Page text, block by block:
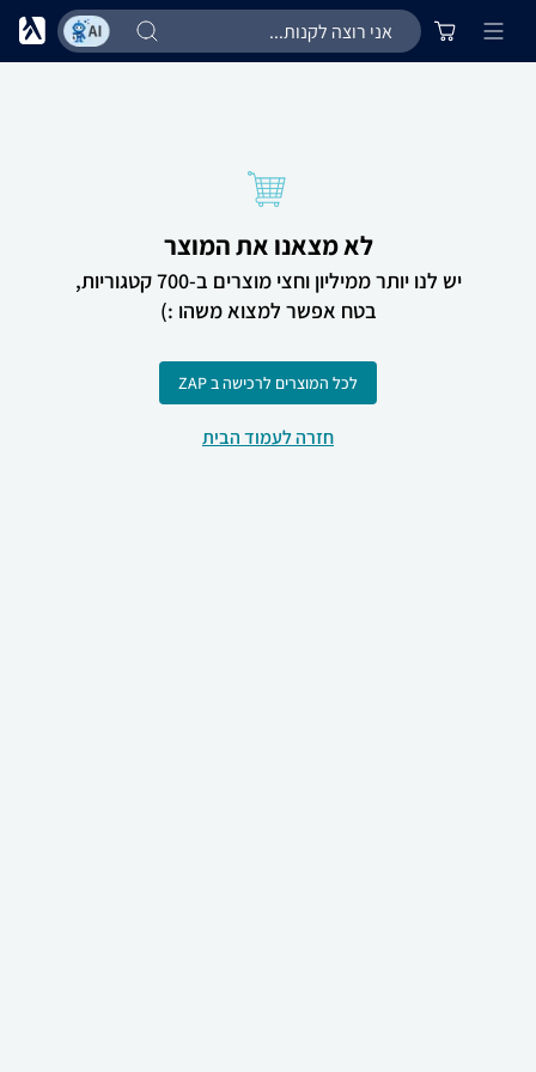
לא מצאנו את המוצר
יש לנו יותר ממיליון וחצי מוצרים ב-700 קטגוריות,
בטח אפשר למצוא משהו :)
לכל המוצרים לרכישה ב ZAP
חזרה לעמוד הבית